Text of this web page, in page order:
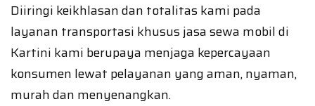
Diiringi keikhlasan dan totalitas kami pada
layanan transportasi khusus jasa sewa mobil di
Kartini kami berupaya menjaga kepercayaan
konsumen lewat pelayanan yang aman, nyaman,
murah dan menyenangkan.